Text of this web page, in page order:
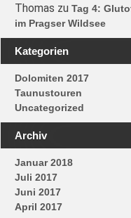
Thomas zu Tag 4:
im Pragser Wildsee
Kategorien
Dolomiten 2017
Taunustouren
Uncategorized
Archiv
Januar 2018
Juli 2017
Juni 2017
April 2017